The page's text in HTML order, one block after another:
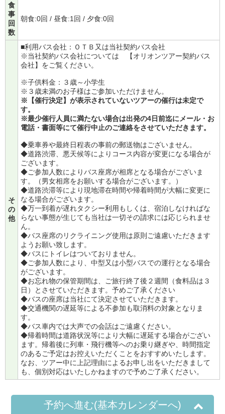
食
事
回
数
朝食:0回 / 昼食:1回 / 夕食:0回
そ
の
他
■利用バス会社：ＯＴＢ又は当社契約バス会社
※当社契約バス会社については
【オリオンツアー契約バス
会社】 をご覧ください。
※子供料金：３歳～小学生
※３歳未満のお子様はご参加いただけません。
※【催行決定】が表示されていないツアーの催行は未定で
す。
※最少催行人員に満たない場合は出発の4日前迄にメール・お
電話・書面等にて催行中止のご連絡をさせていただきます。
◆乗車券や最終日程表の事前の郵送物はございません。
◆道路渋滞、悪天候等によりコース内容が変更になる場合が
ございます。
◆ご参加人数によりバス座席が相席となる場合がございま
す。（男女相席をお願いする場合がございます。）
◆道路渋滞等により現地滞在時間や帰着時間が大幅に変更に
なる場合がございます。
◆万一到着が遅れタクシー利用もしくは、宿泊しなければな
らない事態が生じても当社は一切その請求には応じられませ
ん。
◆バス座席のリクライニング使用は原則ご遠慮いただきます
ようお願い致します。
◆バスにトイレはついておりません。
◆ご参加人数により、中型又は小型バスでの運行となる場合
がございます。
◆お忘れ物の保管期間は、ご旅行終了後２週間（食料品は３
日）とさせていただきます。予めご了承ください
◆バスの座席は当社にて決定させていただきます。
◆交通機関の遅延等による不参加も取消料の対象となりま
す。
◆バス車内では大声での会話はご遠慮ください。
◆帰着時間は道路状況等により大幅に遅延する場合がござい
ます。帰着後に列車・飛行機等へのお乗り継ぎや、時間指定
のあるご予定はお控えいただくことをおすすめいたします。
なお、ツアー中に上記理由によるお申し出をいただきまして
も、個別対応はいたしかねますので予めご了承ください。
予約へ進む(基本カレンダーへ)